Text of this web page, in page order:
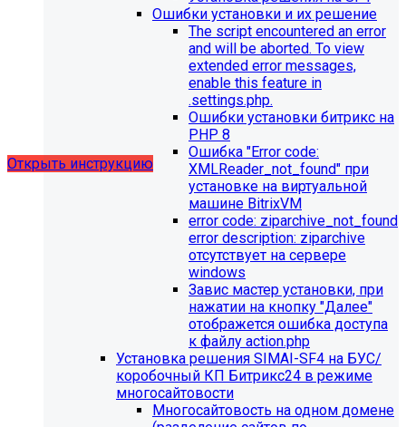
"Педагогический состав"
Для готовых решений, использующих модуль SIMAI-
SF4: Сведения об образовательной организации
выпущено обновление 1.14.11, согласно которому в
разделе "Педагогический состав"
можно разместить документ и скрыть таблицы.
Открыть инструкцию
будет ограничена поддержка продуктов на
Рекомендуемая версия PHP - 8.4
будет ограничена поддержка продуктов на
MySql версии ниже 8.0.0.Рекомендуемая версия MySql
Ошибки установки и их решение
The script encountered an error
and will be aborted. To view
extended error messages,
enable this feature in
.settings.php.
Ошибки установки битрикс на
PHP 8
Ошибка "Error сode:
XMLReader_not_found" при
установке на виртуальной
машине BitrixVM
error сode: ziparchive_not_found
error description: ziparchive
отсутствует на сервере
windows
Завис мастер установки, при
нажатии на кнопку "Далее"
отображется ошибка доступа
к файлу action.php
Установка решения SIMAI-SF4 на БУС/
коробочный КП Битрикс24 в режиме
многосайтовости
Многосайтовость на одном домене